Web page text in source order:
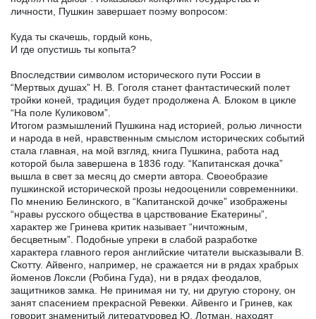
личности, Пушкин завершает поэму вопросом:
Куда ты скачешь, гордый конь,
И где опустишь ты копыта?
Впоследствии символом исторического пути России в
“Мертвых душах” Н. В. Гоголя станет фантастический полет
тройки коней, традиция будет продолжена А. Блоком в цикле
“На поле Куликовом”.
Итогом размышлений Пушкина над историей, ролью личности
и народа в ней, нравственным смыслом исторических событий
стала главная, на мой взгляд, книга Пушкина, работа над
которой была завершена в 1836 году. “Капитанская дочка”
вышла в свет за месяц до смерти автора. Своеобразие
пушкинской исторической прозы недооценили современники.
По мнению Белинского, в “Капитанской дочке” изображены
“нравы русского общества в царствование Екатерины”,
характер же Гринева критик называет “ничтожным,
бесцветным”. Подобные упреки в слабой разработке
характера главного героя английские читатели высказывали В.
Скотту. Айвенго, например, не сражается ни в рядах храбрых
йоменов Локсли (Робина Гуда), ни в рядах феодалов,
защитников замка. Не принимая ни ту, ни другую сторону, он
занят спасением прекрасной Ревекки. Айвенго и Гринев, как
говорит знаменитый литературовед Ю. Лотман, находят